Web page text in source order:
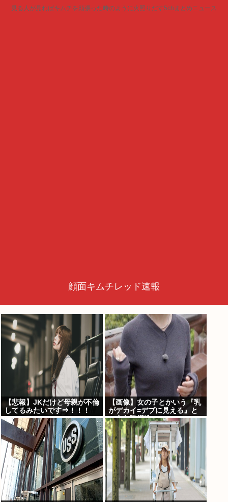
見る人が見ればキムチを頬張った時のように火照りだす5chまとめニュース
顔面キムチレッド速報
【悲報】JKだけど母親が不倫
してるみたいです⇒！！！
【画像】女の子とかいう『乳
がデカイ=デブに見える』と
いう欠陥構造www